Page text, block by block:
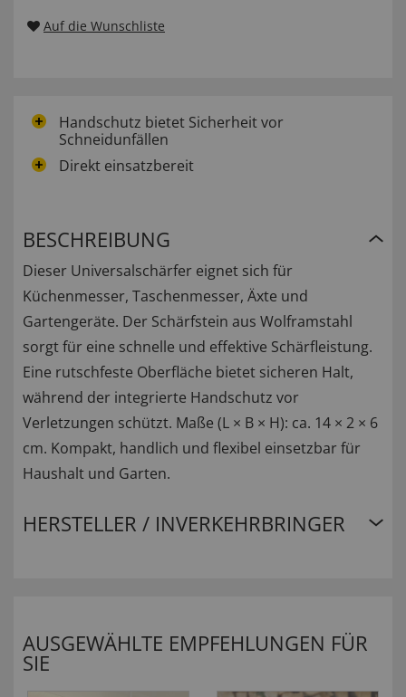
Auf die Wunschliste
Handschutz bietet Sicherheit vor
Schneidunfällen
Direkt einsatzbereit
BESCHREIBUNG
Dieser Universalschärfer eignet sich für
Küchenmesser, Taschenmesser, Äxte und
Gartengeräte. Der Schärfstein aus Wolframstahl
sorgt für eine schnelle und effektive Schärfleistung.
Eine rutschfeste Oberfläche bietet sicheren Halt,
während der integrierte Handschutz vor
Verletzungen schützt. Maße (L × B × H): ca. 14 × 2 × 6
cm. Kompakt, handlich und flexibel einsetzbar für
Haushalt und Garten.
HERSTELLER / INVERKEHRBRINGER
AUSGEWÄHLTE EMPFEHLUNGEN FÜR
SIE